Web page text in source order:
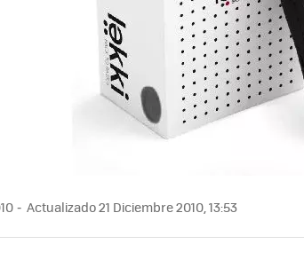
Actualizado 21 Diciembre 2010, 13:53